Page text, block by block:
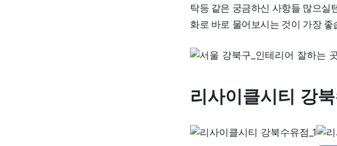
탁등 같은 궁금하신 사항들 많으실
화로 바로 물어보시는 것이 가장
리사이클시티 강